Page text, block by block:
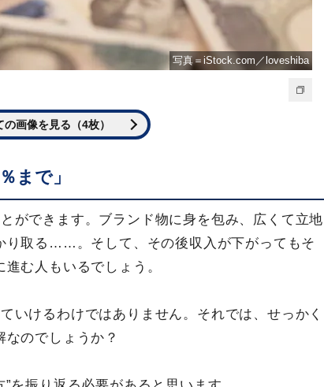
写真＝iStock.com／loveshiba
の画像を見る（4枚）
まで」
ができます。ブランド物に身を包み、広くて立地
り取る……。そして、その後収入が下がってもそ
む人もいるでしょう。
いけるわけではありません。それでは、せっかく
のでしょうか？